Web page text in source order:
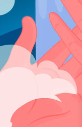
Freepik Company S.L.U.